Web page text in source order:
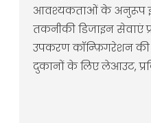
आवश्यकताओं के अनुरूप
तकनीकी डिजाइन सेवाएं
उपकरण कॉन्फ़िगरेशन की
दुकानों के लिए लेआउट,